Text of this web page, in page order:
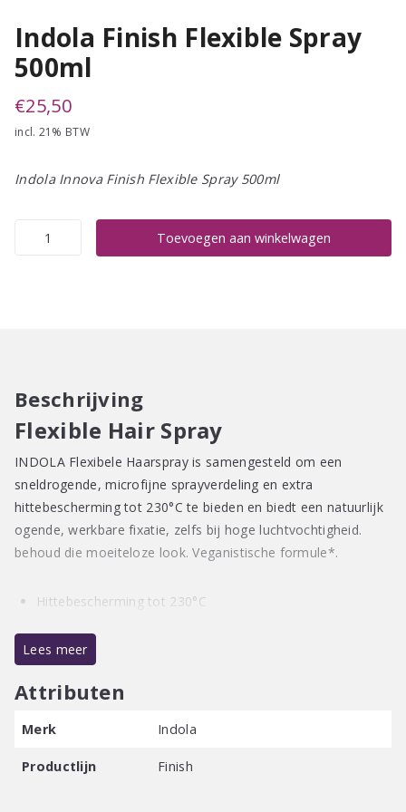
Indola Finish Flexible Spray
500ml
€25,50
incl. 21% BTW
Indola Innova Finish Flexible Spray 500ml
Indola
Toevoegen aan winkelwagen
Beschrijving
Flexible Hair Spray
INDOLA Flexibele Haarspray is samengesteld om een ​​
sneldrogende, microfijne sprayverdeling en extra
hittebescherming tot 230°C te bieden en biedt een natuurlijk
ogende, werkbare fixatie, zelfs bij hoge luchtvochtigheid.
behoud die moeiteloze look. Veganistische formule*.
Hittebescherming tot 230°C
Sneldrogende formule
Zorgt voor een flexibele fixatie die werkbaar is en er
natuurlijk uitziet
Kan gemakkelijk worden uitgeborsteld zonder
onaangename resten
Lees meer
Attributen
Merk Indola
Productlijn Finish